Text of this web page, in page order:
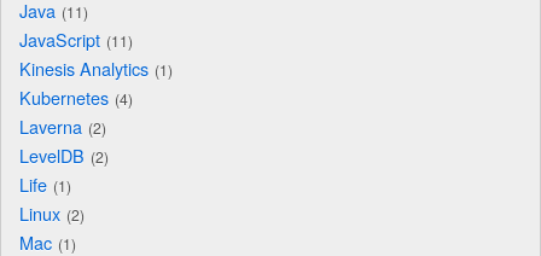
Java 11
JavaScript 11
Kinesis Analytics 1
Kubernetes 4
Laverna 2
LevelDB 2
Life 1
Linux 2
Mac 1